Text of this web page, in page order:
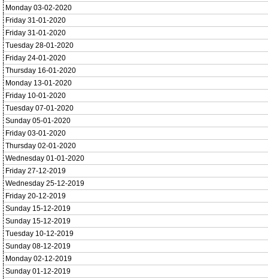
Monday 03-02-2020
Friday 31-01-2020
Friday 31-01-2020
Tuesday 28-01-2020
Friday 24-01-2020
Thursday 16-01-2020
Monday 13-01-2020
Friday 10-01-2020
Tuesday 07-01-2020
Sunday 05-01-2020
Friday 03-01-2020
Thursday 02-01-2020
Wednesday 01-01-2020
Friday 27-12-2019
Wednesday 25-12-2019
Friday 20-12-2019
Sunday 15-12-2019
Sunday 15-12-2019
Tuesday 10-12-2019
Sunday 08-12-2019
Monday 02-12-2019
Sunday 01-12-2019